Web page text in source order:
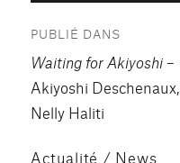
de
l’article
PUBLIÉ DANS
Waiting for Akiyoshi –
Akiyoshi Deschenaux,
Nelly Haliti
Actualité / News